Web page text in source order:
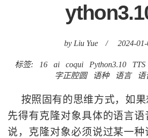
by Liu Yue / 2024-
标签: 16 ai coqui Python3.10 TTS
字正腔圆
语种 语言 语
按照固有的思维方式，如果
先得有克隆对象具体的语言
说，克隆对象必须说过某一种